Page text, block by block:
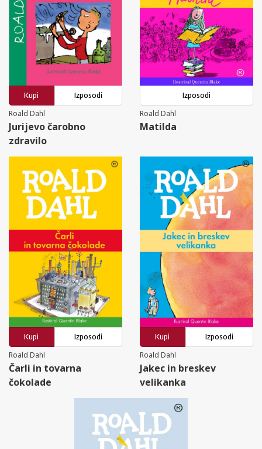
Kupi
Izposodi
Roald Dahl
Jurijevo čarobno
zdravilo
Izposodi
Roald Dahl
Matilda
Kupi
Izposodi
Roald Dahl
Čarli in tovarna
čokolade
Kupi
Izposodi
Roald Dahl
Jakec in breskev
velikanka